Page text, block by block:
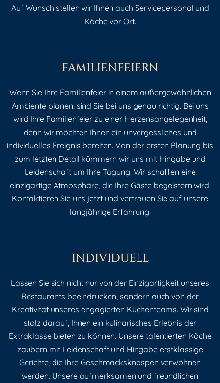
Auf Wunsch stellen wir Ihnen auch Servicepersonal und
Köche vor Ort.
FAMILIENFEIERN
Wenn Sie Ihre Familienfeier in einem außergewöhnlichen
Ambiente planen, sind Sie bei uns genau richtig. Bei uns
wird Ihre Familienfeier zu einer Herzensangelegenheit,
denn wir möchten Ihnen ein unvergessliches und
individuelles Ereignis bereiten. Von der ersten Planung bis
zum letzten Detail kümmern wir uns mit Hingabe und
Leidenschaft um Ihre Tagung. Wir schaffen eine
einzigartige Atmosphäre, die Ihre Gäste begeistern wird.
Kontaktieren Sie uns jetzt und vertrauen Sie auf unsere
langjährige Erfahrung.
INDIVIDUELL
Lassen Sie sich nicht nur von der Einzigartigkeit unseres
Restaurants beeindrucken, sondern auch von der
Kreativität unseres engagierten Küchenteams. Wir sind
stolz darauf, Ihnen ein kulinarisches Erlebnis der
Extraklasse bieten zu können. Unsere talentierten Köche
zaubern mit Leidenschaft und Hingabe erstklassige
Gerichte, die Ihre Geschmacksknospen verwöhnen
werden. Unsere aufmerksamen und freundlichen